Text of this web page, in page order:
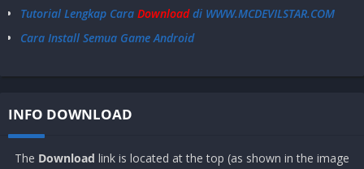
Tutorial Lengkap Cara Downloaddi WWW.MCDEVILSTAR.COM
Cara Install Semua Game Android
INFO DOWNLOAD
The Download link is located at the top (as shown in the image